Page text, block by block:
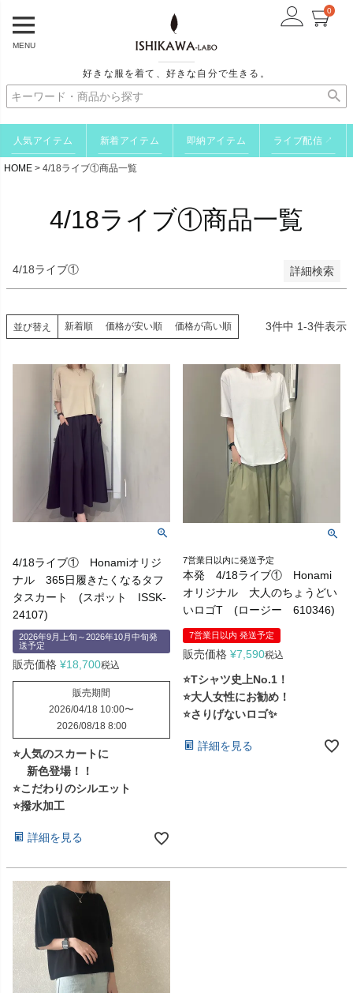
MENU
好きな服を着て、好きな自分で生きる。
0
人気アイテム 新着アイテム 即納アイテム ライブ配信 ↗
HOME 4/18ライブ①商品一覧
4/18ライブ①商品一覧
4/18ライブ① 詳細検索
新着順
登録順
価格が高い順
優先度順
検索
並び替え 新着順 価格が安い順 価格が高い順 3件中 1-3件表示
4/18ライブ① Honamiオリジ
ナル 365日履きたくなるタフ
タスカート (スポット ISSK-
24107)
2026年9月上旬～2026年10月中旬発
送予定
販売価格 ¥18,700税込
販売期間
2026/04/18 10:00〜
2026/08/18 8:00
⭐人気のスカートに
新色登場！！
⭐こだわりのシルエット
⭐撥水加工
詳細を見る
7営業日以内に発送予定
本発 4/18ライブ① Honami
オリジナル 大人のちょうどい
いロゴT (ロージー 610346)
7営業日以内 発送予定
販売価格 ¥7,590税込
⭐Tシャツ史上No.1！
⭐大人女性にお勧め！
⭐さりげないロゴ✨
詳細を見る